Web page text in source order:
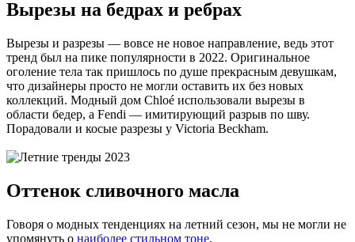
Вырезы на бедрах и ребрах
Вырезы и разрезы — вовсе не новое направление, ведь этот
тренд был на пике популярности в 2022. Оригинальное
оголение тела так пришлось по душе прекрасным девушкам,
что дизайнеры просто не могли оставить их без новых
коллекций. Модный дом Chloé использовали вырезы в
области бедер, а Fendi — имитирующий разрыв по шву.
Порадовали и косые разрезы у Victoria Beckham.
Оттенок сливочного масла
Говоря о модных тенденциях на летний сезон, мы не могли не
упомянуть о наиболее стильном тоне.